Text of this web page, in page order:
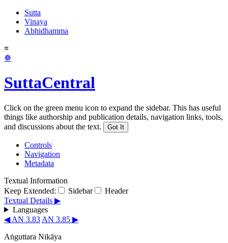
Sutta
Vinaya
Abhidhamma
≡
☸
SuttaCentral
Click on the green menu icon to expand the sidebar. This has useful
things like authorship and publication details, navigation links, tools,
and discussions about the text.
Got It
Controls
Navigation
Metadata
Textual Information
Keep Extended:
Sidebar
Header
Textual Details ▶
Languages
◀ AN 3.83 AN 3.85 ▶
Aṅguttara Nikāya